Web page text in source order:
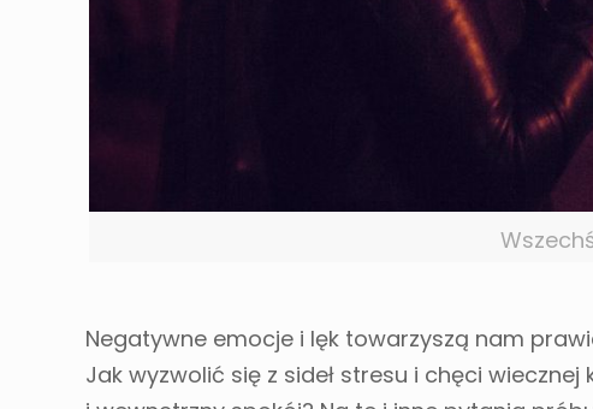
Negatywne emocje i lęk towarzyszą nam
Jak wyzwolić się z sideł stresu i chęci